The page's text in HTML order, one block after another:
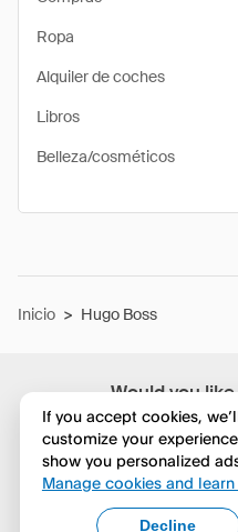
Would you
in
No,
Yes,
Ropa
Alquiler de coches
Libros
Belleza/cosméticos
Inicio > Hugo Boss
If you accept cookies,
customize your
show you personalized
Manage cookies and
Decline